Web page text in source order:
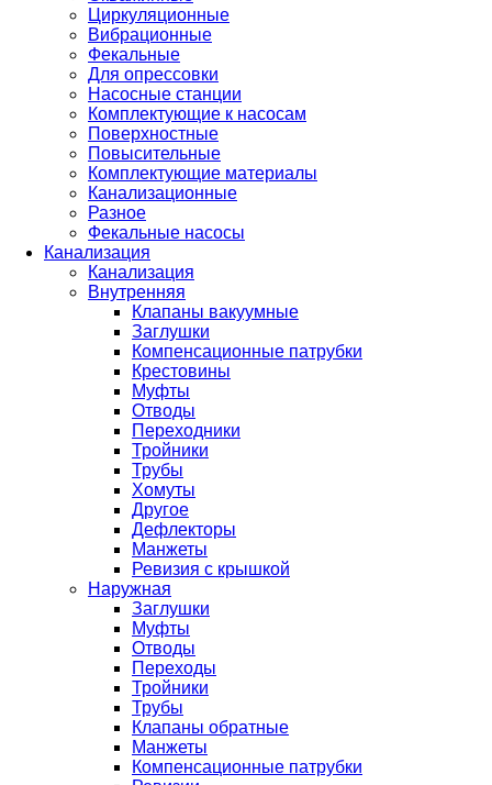
Циркуляционные
Вибрационные
Фекальные
Для опрессовки
Насосные станции
Комплектующие к насосам
Поверхностные
Повысительные
Комплектующие материалы
Канализационные
Разное
Фекальные насосы
Канализация
Канализация
Внутренняя
Клапаны вакуумные
Заглушки
Компенсационные патрубки
Крестовины
Муфты
Отводы
Переходники
Тройники
Трубы
Хомуты
Другое
Дефлекторы
Манжеты
Ревизия с крышкой
Наружная
Заглушки
Муфты
Отводы
Переходы
Тройники
Трубы
Клапаны обратные
Манжеты
Компенсационные патрубки